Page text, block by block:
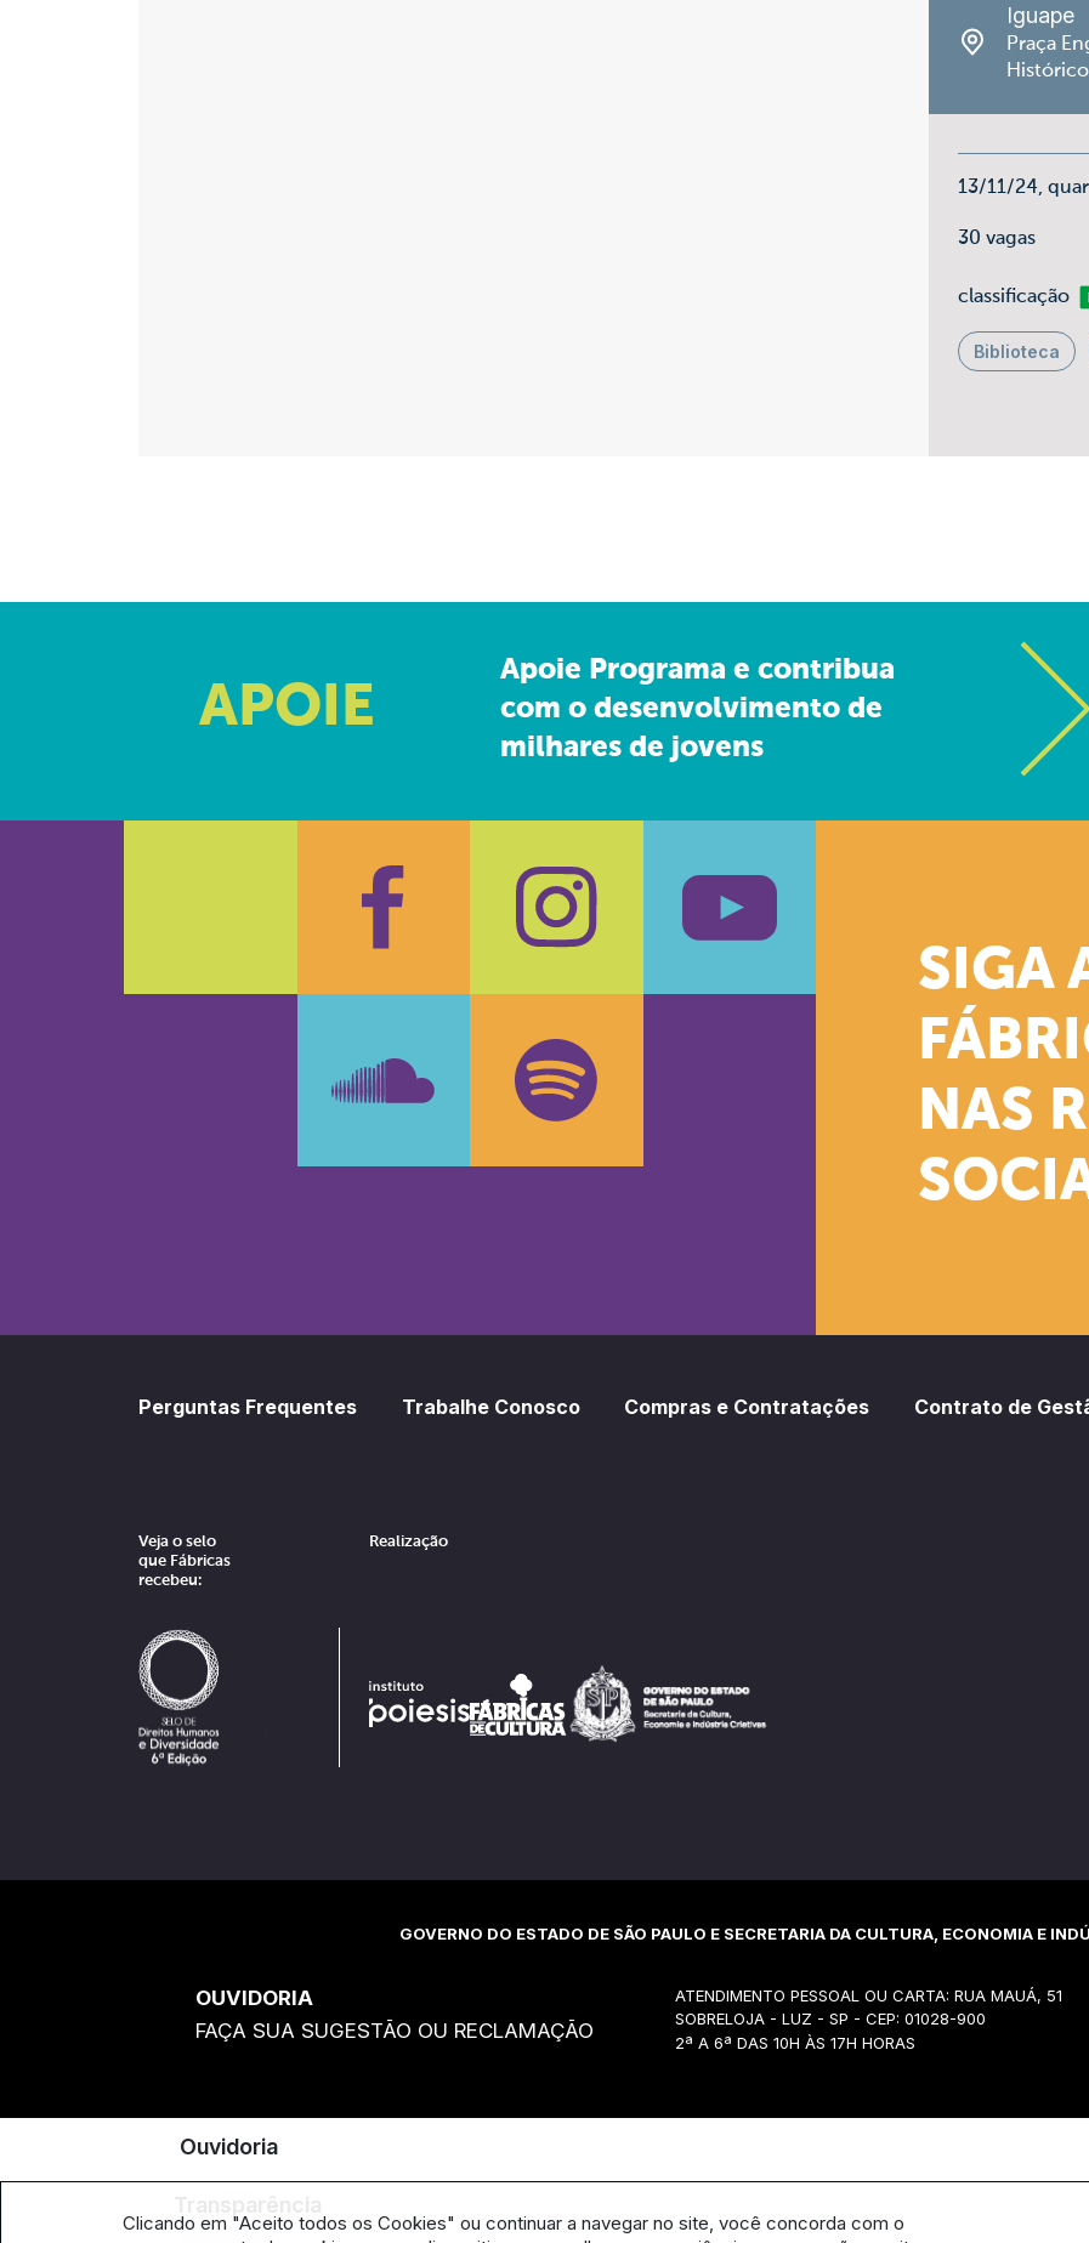
Iguape
Praça
13/11/24,
30 vagas
classificação
Biblioteca
APOIE
Apoie Programa e contribua
com o desenvolvimento de
milhares de jovens
SIGA
NAS
FacebookInstagram
Perguntas Frequentes Trabalhe Conosco Compras e Contratações Contrato de
Veja o selo
que Fábricas
recebeu:
Realização
GOVERNO DO ESTADO DE SÃO PAULO E SECRETARIA DA CULTURA, ECONOMIA E
OUVIDORIA
FAÇA SUA SUGESTÃO OU RECLAMAÇÃO
ATENDIMENTO PESSOAL OU CARTA: RUA MAUÁ, 51
SOBRELOJA - LUZ - SP - CEP: 01028-900
2ª A 6ª DAS 10H ÀS 17H HORAS
Ouvidoria
Clicando em "Aceito todos os Cookies" ou continuar a navegar no site, você concorda com o